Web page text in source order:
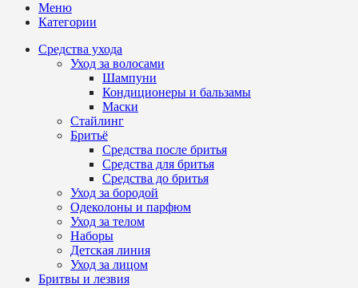
Меню
Категории
Средства ухода
Уход за волосами
Шампуни
Кондиционеры и бальзамы
Маски
Стайлинг
Бритьё
Средства после бритья
Средства для бритья
Средства до бритья
Уход за бородой
Одеколоны и парфюм
Уход за телом
Наборы
Детская линия
Уход за лицом
Бритвы и лезвия